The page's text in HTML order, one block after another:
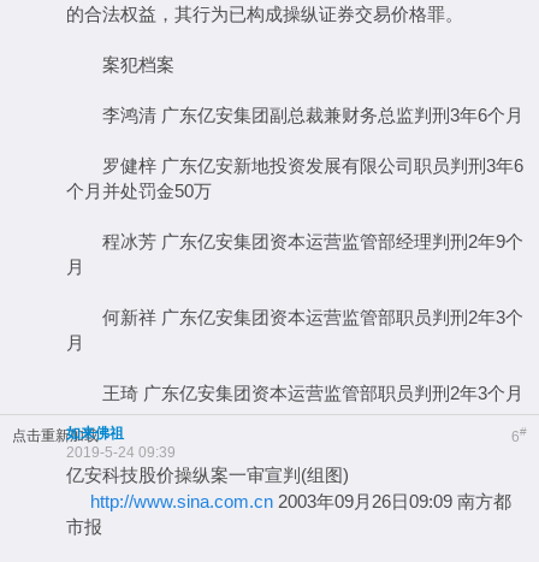
的合法权益，其行为已构成操纵证券交易价格罪。
案犯档案
李鸿清 广东亿安集团副总裁兼财务总监判刑3年6个月
罗健梓 广东亿安新地投资发展有限公司职员判刑3年6
个月并处罚金50万
程冰芳 广东亿安集团资本运营监管部经理判刑2年9个
月
何新祥 广东亿安集团资本运营监管部职员判刑2年3个
月
王琦 广东亿安集团资本运营监管部职员判刑2年3个月
点击重新加载 6#
如来佛祖
2019-5-24 09:39
亿安科技股价操纵案一审宣判(组图)
http://www.sina.com.cn 2003年09月26日09:09 南方都
市报